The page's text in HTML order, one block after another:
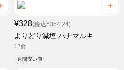
¥328(税込¥354.24)
よりどり減塩 ハナマルキ
12食
月間安い値